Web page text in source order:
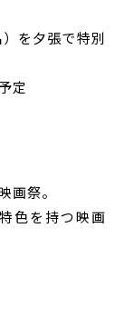
を夕張で特別
定
画祭。
色を持つ映画